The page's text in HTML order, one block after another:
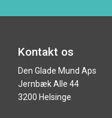
Kontakt os
Den Glade Mund Aps
Jernbæk Alle 44
3200 Helsinge